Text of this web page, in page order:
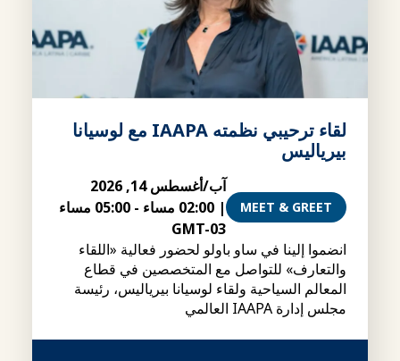
لقاء ترحيبي نظمته IAAPA مع لوسيانا
بيرياليس
MEET & GREET
آب/أغسطس 14, 2026
| 02:00 مساء -
05:00 مساء
GMT-03
انضموا إلينا في ساو باولو لحضور فعالية «اللقاء
والتعارف» للتواصل مع المتخصصين في قطاع
المعالم السياحية ولقاء لوسيانا بيرياليس، رئيسة
مجلس إدارة IAAPA العالمي